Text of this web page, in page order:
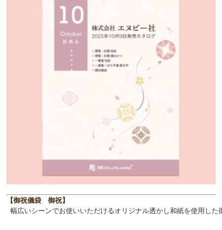
【御祝儀袋　御祝】
幅広いシーンでお使いいただけるオリジナル透かし和紙を使用した